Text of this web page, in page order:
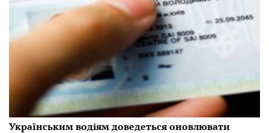
Українським водіям доведеться оновлювати